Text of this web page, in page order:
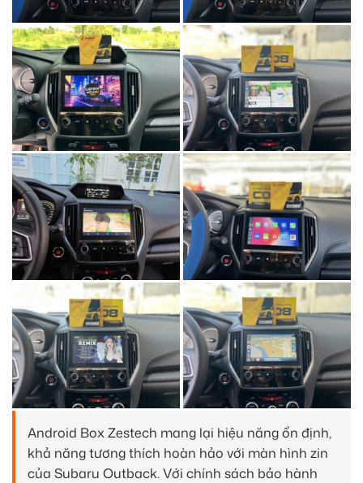
Android Box Zestech mang lại hiệu năng ổn định,
khả năng tương thích hoàn hảo với màn hình zin
của Subaru Outback. Với chính sách bảo hành